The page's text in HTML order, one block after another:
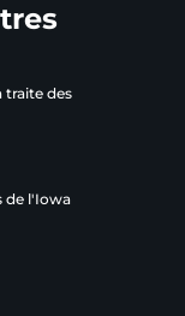
traite des
de l'Iowa